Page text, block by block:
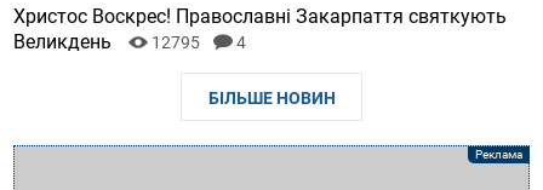
Христос Воскрес! Православні Закарпаття святкують
Великдень
12795 4
БІЛЬШЕ НОВИН